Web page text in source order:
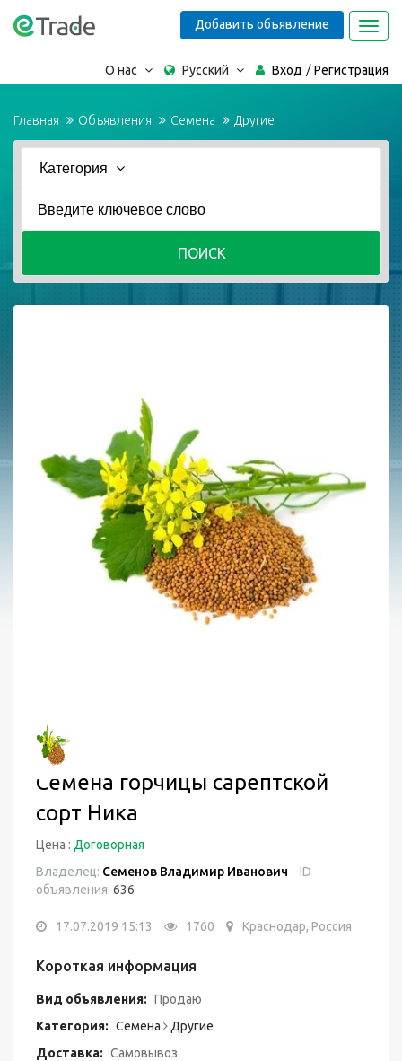
О нас
Русский Вход Регистрация
Добавить объявление
Главная Объявления Семена Другие
Категория
ПОИСК
Семена горчицы сарептской
сорт Ника
Цена : Договорная
Владелец: Семенов Владимир Иванович
ID
объявления: 636
17.07.2019 15:13 1760 Краснодар, Россия
Короткая информация
Вид объявления: Продаю
Категория: Семена
Другие
Доставка: Самовывоз